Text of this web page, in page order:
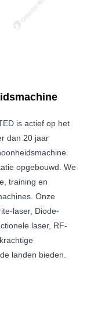
is actief op het
dan 20 jaar
opgebouwd. We
training en
Onze
laser, Diode-
laser, RF-
landen bieden.